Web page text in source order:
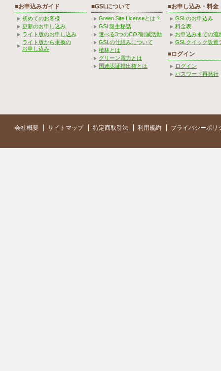
■お申込みガイド
初めてのお客様
更新のお申し込み
ライト版のお申し込み
ライト版から乗換の
お申し込み
■GSLについて
Green Site Licenseとは？
GSL誕生秘話
選べる3つのCO2削減活動
GSLの仕組みについて
植林とは
グリーン電力とは
国連認証排出権とは
■お申し込み・料金
GSLのお申込み
料金表
お申込みまでの流
GSLクイック設置
■ログイン
ログイン
パスワード再発行
会社概要 サイトマップ 特定商取引法 利用規約 プライバシーポリ